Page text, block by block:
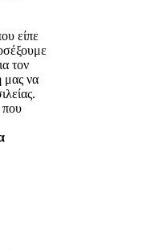
είπε
τον
μας να
που